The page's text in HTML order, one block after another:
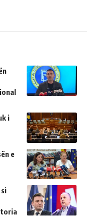
i
e